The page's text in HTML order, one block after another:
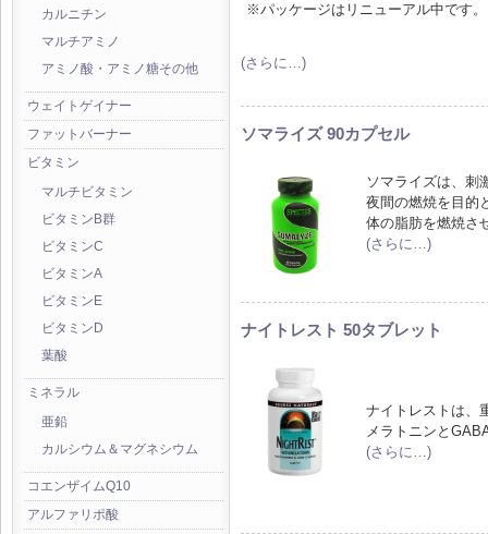
カルニチン
マルチアミノ
アミノ酸・アミノ糖その他
ウェイトゲイナー
ファットバーナー
ビタミン
マルチビタミン
ビタミンB群
ビタミンC
ビタミンA
ビタミンE
ビタミンD
葉酸
ミネラル
亜鉛
カルシウム＆マグネシウム
コエンザイムQ10
アルファリポ酸
※パッケージはリニューアル中です。
(さらに…)
ソマライズ 90カプセル
ソマライズは、刺
夜間の燃焼を目的
体の脂肪を燃焼さ
(さらに…)
ナイトレスト 50タブレット
ナイトレストは、
メラトニンと
(さらに…)